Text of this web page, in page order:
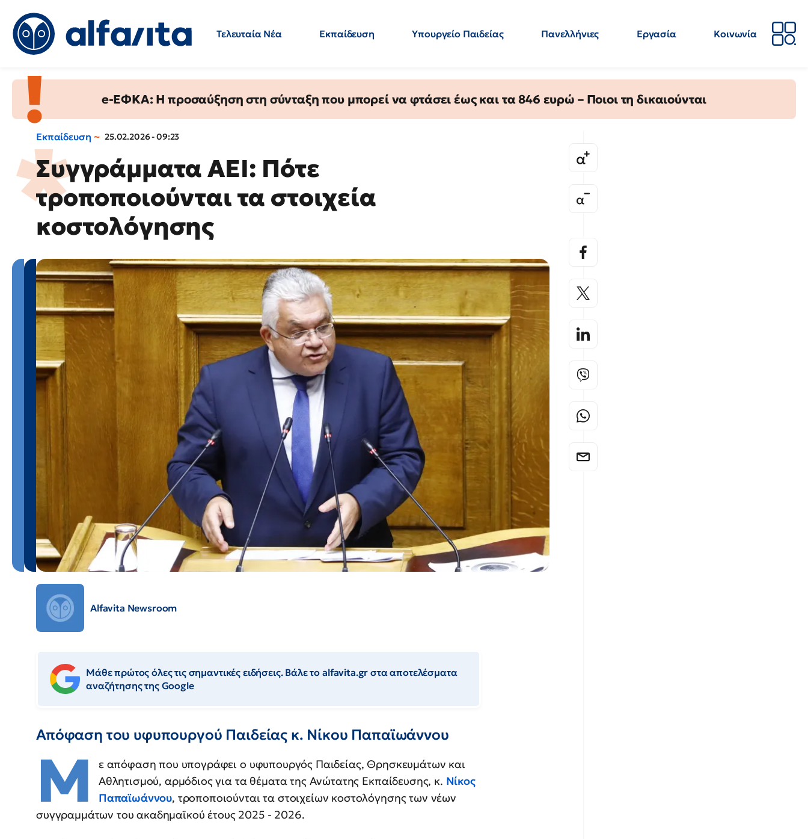
Τελευταία Νέα Εκπαίδευση Υπουργείο Παιδείας Πανελλήνιες Εργασία
Κοινωνία
e-ΕΦΚΑ: Η προσαύξηση στη σύνταξη που μπορεί να φτάσει έως και τα 846 ευρώ – Ποιοι τη δικαιούνται
Εκπαίδευση 25.02.2026 - 09:23
Συγγράμματα ΑΕΙ: Πότε
τροποποιούνται τα στοιχεία
κοστολόγησης
Alfavita Newsroom
Μάθε πρώτος όλες τις σημαντικές ειδήσεις. Βάλε το alfavita.gr στα αποτελέσματα
αναζήτησης της Google
Απόφαση του υφυπουργού Παιδείας κ. Νίκου Παπαϊωάννου
Μ
ε απόφαση που υπογράφει ο υφυπουργός Παιδείας, Θρησκευμάτων και
Αθλητισμού, αρμόδιος για τα θέματα της Ανώτατης Εκπαίδευσης, κ. Νίκος
Παπαϊωάννου, τροποποιούνται τα στοιχείων κοστολόγησης των νέων
συγγραμμάτων του ακαδημαϊκού έτους 2025 - 2026.